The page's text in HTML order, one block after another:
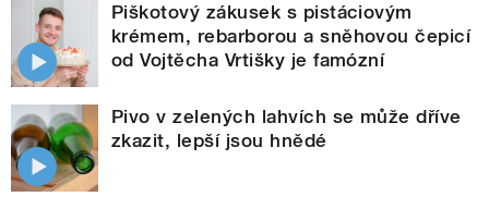
Piškotový zákusek s pistáciovým
krémem, rebarborou a sněhovou čepicí
od Vojtěcha Vrtišky je famózní
Pivo v zelených lahvích se může dříve
zkazit, lepší jsou hnědé